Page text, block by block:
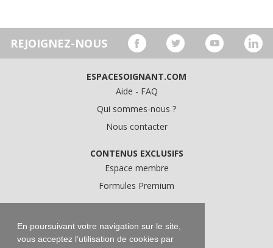
En poursuivant votre navigation sur le site,
vous acceptez l’utilisation de cookies par
REJOIGNEZ-NOUS
ESPACESOIGNANT.COM
Aide - FAQ
Qui sommes-nous ?
Nous contacter
CONTENUS EXCLUSIFS
Espace membre
Formules Premium
Conditions Générales d'Utilisation
Données personnelles